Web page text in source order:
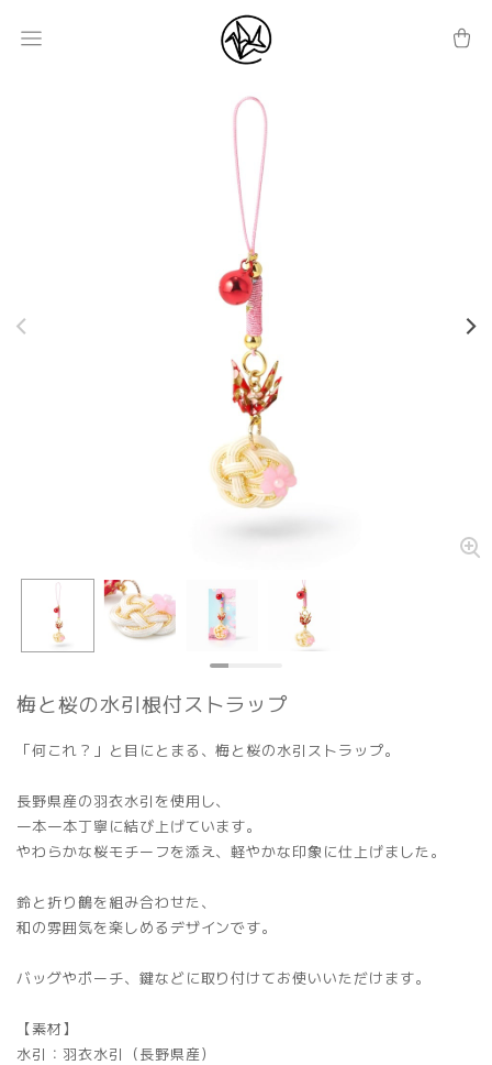
梅と桜の水引根付ストラップ
「何これ？」と目にとまる、梅と桜の水引ストラップ。
長野県産の羽衣水引を使用し、
一本一本丁寧に結び上げています。
やわらかな桜モチーフを添え、軽やかな印象に仕上げました。
鈴と折り鶴を組み合わせた、
和の雰囲気を楽しめるデザインです。
バッグやポーチ、鍵などに取り付けてお使いいただけます。
【素材】
水引：羽衣水引（長野県産）